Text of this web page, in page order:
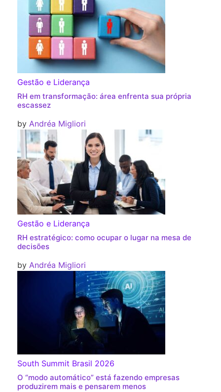
Gestão e Liderança
RH em transformação: área enfrenta sua própria
escassez
by Andréa Migliori
Gestão e Liderança
RH estratégico: como ocupar o lugar na mesa de
decisões
by Andréa Migliori
South Summit Brasil 2026
O “modo automático” está fazendo empresas
produzirem mais e pensarem menos